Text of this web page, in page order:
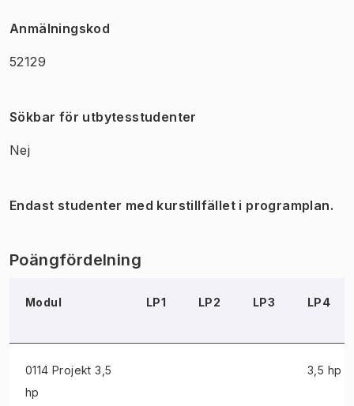
Anmälningskod
52129
Sökbar för utbytesstudenter
Nej
Endast studenter med kurstillfället i programplan.
Poängfördelning
Modul LP1 LP2 LP3 LP4
0114 Projekt 3,5
hp
3,5 hp